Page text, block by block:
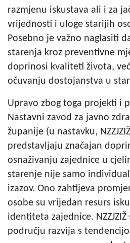
razmjenu iskustava ali i za
vrijednosti i uloge starijih
Posebno je važno naglasiti
starenja kroz preventivne
doprinosi kvaliteti života,
očuvanju dostojanstva u
Upravo zbog toga projekti i
Nastavni zavod za javno
županije (u nastavku,
predstavljaju značajan
osnaživanju zajednice u
starenje nije samo
izazov. Ono zahtijeva
osobe su vrijedan resurs
identiteta zajednice.
području razvija s